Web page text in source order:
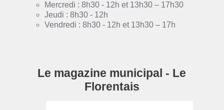
Mercredi : 8h30 - 12h et 13h30 – 17h30
Jeudi : 8h30 - 12h
Vendredi : 8h30 - 12h et 13h30 – 17h
Le magazine municipal - Le
Florentais